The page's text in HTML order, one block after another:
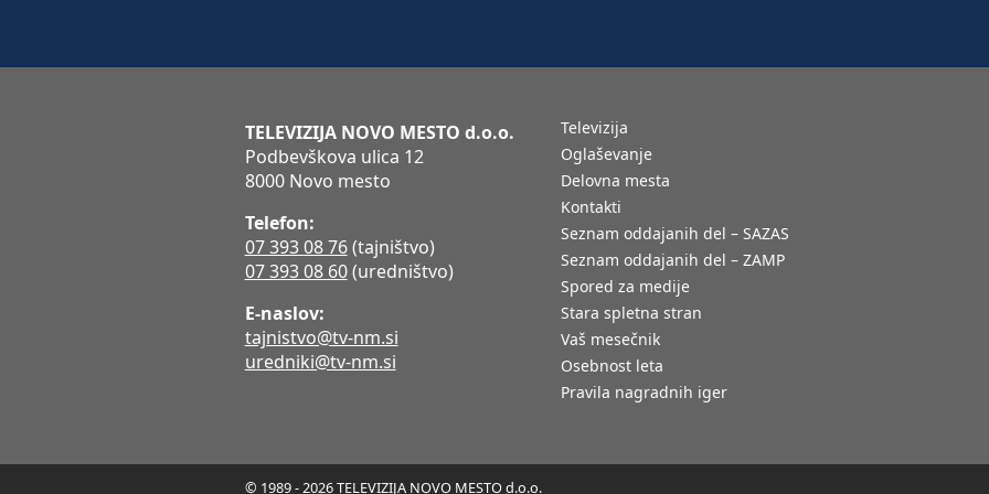
TELEVIZIJA NOVO MESTO d.o.o.
Podbevškova ulica 12
8000 Novo mesto
Telefon:
07 393 08 76(tajništvo)
07 393 08 60(uredništvo)
E-naslov:
tajnistvo@tv-nm.si
uredniki@tv-nm.si
Televizija
Oglaševanje
Delovna mesta
Kontakti
Seznam oddajanih del – SAZAS
Seznam oddajanih del – ZAMP
Spored za medije
Stara spletna stran
Vaš mesečnik
Osebnost leta
Pravila nagradnih iger
© 1989 - 2026 TELEVIZIJA NOVO MESTO d.o.o.